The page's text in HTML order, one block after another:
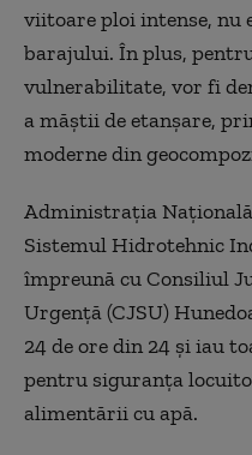
viitoare ploi intense, nu
barajului. În plus,
vulnerabilitate, vor fi
a măștii de etanșare,
moderne din
Administrația Națională
Sistemul Hidrotehnic
împreună cu Consiliul
Urgență (CJSU)
24 de ore din 24 și iau
pentru siguranța
alimentării cu apă.